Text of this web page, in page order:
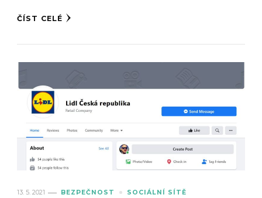
ČÍST CELÉ
13. 5. 2021 BEZPEČNOST SOCIÁLNÍ SÍTĚ